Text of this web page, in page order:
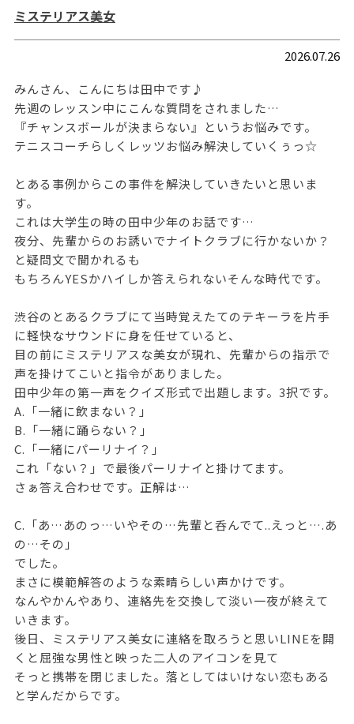
ミステリアス美女
2026.07.26
みんさん、こんにちは田中です♪
先週のレッスン中にこんな質問をされました…
『チャンスボールが決まらない』というお悩みです。
テニスコーチらしくレッツお悩み解決していくぅっ☆
とある事例からこの事件を解決していきたいと思いま
す。
これは大学生の時の田中少年のお話です…
夜分、先輩からのお誘いでナイトクラブに行かないか？
と疑問文で聞かれるも
もちろんYESかハイしか答えられないそんな時代です。
渋谷のとあるクラブにて当時覚えたてのテキーラを片手
に軽快なサウンドに身を任せていると、
目の前にミステリアスな美女が現れ、先輩からの指示で
声を掛けてこいと指令がありました。
田中少年の第一声をクイズ形式で出題します。3択です。
A.「一緒に飲まない？」
B.「一緒に踊らない？」
C.「一緒にパーリナイ？」
これ「ない？」で最後パーリナイと掛けてます。
さぁ答え合わせです。正解は…
C.「あ…あのっ…いやその…先輩と呑んでて..えっと….あ
の…その」
でした。
まさに模範解答のような素晴らしい声かけです。
なんやかんやあり、連絡先を交換して淡い一夜が終えて
いきます。
後日、ミステリアス美女に連絡を取ろうと思いLINEを開
くと屈強な男性と映った二人のアイコンを見て
そっと携帯を閉じました。落としてはいけない恋もある
と学んだからです。